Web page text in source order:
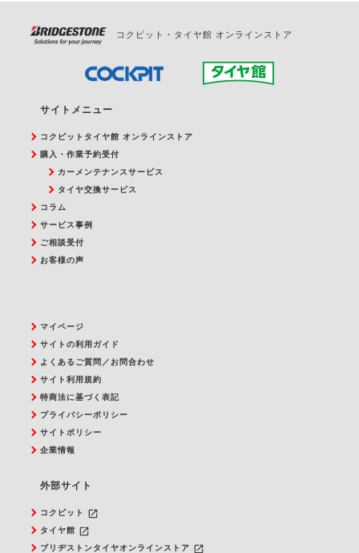
コクピット・タイヤ館 オンラインストア
サイトメニュー
コクピットタイヤ館 オンラインストア
購入・作業予約受付
カーメンテナンスサービス
タイヤ交換サービス
コラム
サービス事例
ご相談受付
お客様の声
マイページ
サイトの利用ガイド
よくあるご質問／お問合わせ
サイト利用規約
特商法に基づく表記
プライバシーポリシー
サイトポリシー
企業情報
外部サイト
コクピット launch
タイヤ館 launch
ブリヂストンタイヤオンラインストア launch